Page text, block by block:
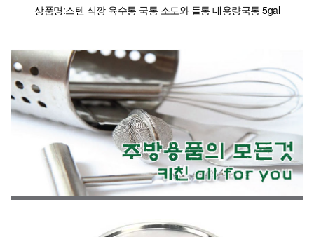
상품명:스텐 식깡 육수통 국통 소도와 들통 대용량국통 5gal